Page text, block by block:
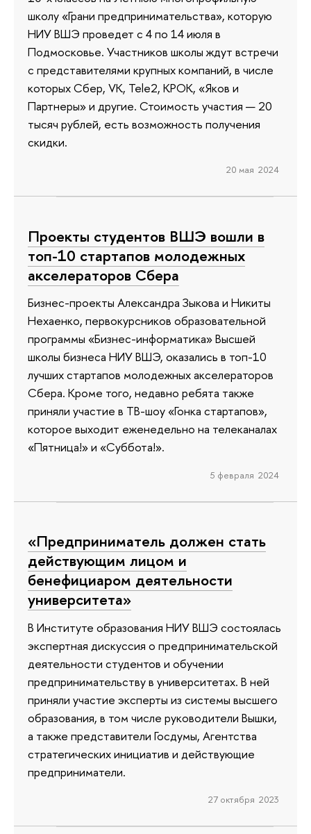
школу «Грани предпринимательства», которую
НИУ ВШЭ проведет с 4 по 14 июля в
Подмосковье. Участников школы ждут встречи
с представителями крупных компаний, в числе
которых Сбер, VK, Теlе2, КРОК, «Яков и
Партнеры» и другие. Стоимость участия — 20
тысяч рублей, есть возможность получения
скидки.
20 мая 2024
Проекты студентов ВШЭ вошли в
топ-10 стартапов молодежных
акселераторов Сбера
Бизнес-проекты Александра Зыкова и Никиты
Нехаенко, первокурсников образовательной
программы «Бизнес-информатика» Высшей
школы бизнеса НИУ ВШЭ, оказались в топ-10
лучших стартапов молодежных акселераторов
Сбера. Кроме того, недавно ребята также
приняли участие в ТВ-шоу «Гонка стартапов»,
которое выходит еженедельно на телеканалах
«Пятница!» и «Суббота!».
5 февраля 2024
«Предприниматель должен стать
действующим лицом и
бенефициаром деятельности
университета»
В Институте образования НИУ ВШЭ состоялась
экспертная дискуссия о предпринимательской
деятельности студентов и обучении
предпринимательству в университетах. В ней
приняли участие эксперты из системы высшего
образования, в том числе руководители Вышки,
а также представители Госдумы, Агентства
стратегических инициатив и действующие
предприниматели.
27 октября 2023